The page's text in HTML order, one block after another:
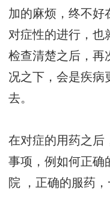
加的麻烦，终不好
对症性的进行，也
检查清楚之后，再
况之下，会是疾病
去。
在对症的用药之后
事项，例如何正确
院 ，正确的服药